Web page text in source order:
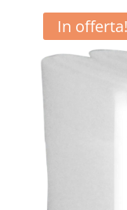
In offerta!